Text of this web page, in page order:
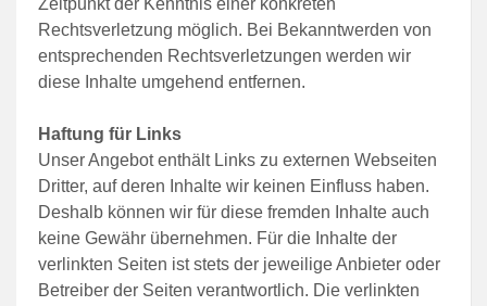
Zeitpunkt der Kenntnis einer konkreten
Rechtsverletzung möglich. Bei Bekanntwerden von
entsprechenden Rechtsverletzungen werden wir
diese Inhalte umgehend entfernen.
Haftung für Links
Unser Angebot enthält Links zu externen Webseiten
Dritter, auf deren Inhalte wir keinen Einfluss haben.
Deshalb können wir für diese fremden Inhalte auch
keine Gewähr übernehmen. Für die Inhalte der
verlinkten Seiten ist stets der jeweilige Anbieter oder
Betreiber der Seiten verantwortlich. Die verlinkten